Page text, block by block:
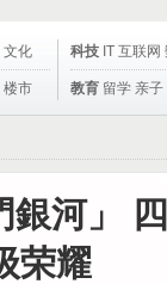
文化
楼市
科技 IT 互联网
教育 留学 亲子
河」
荣耀